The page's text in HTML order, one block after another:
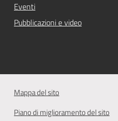
Eventi
Pubblicazioni e video
Mappa del sito
Piano di miglioramento del sito